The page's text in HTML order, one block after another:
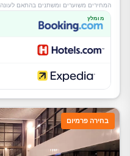
המחירים משוערים ומשתנים בהתאם לעונה
מומלץ
בחירה פרמיום